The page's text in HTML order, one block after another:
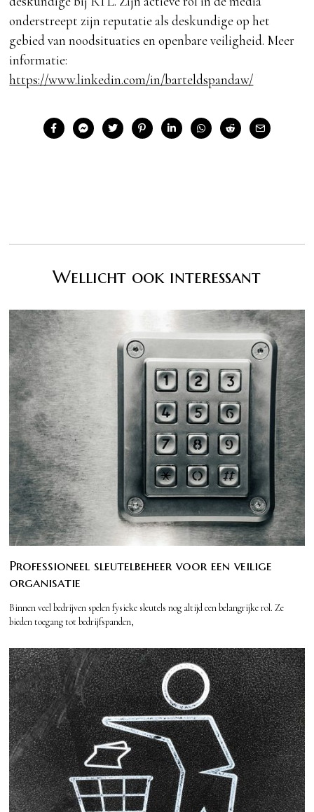
onderstreept zijn reputatie als deskundige op het
gebied van noodsituaties en openbare veiligheid. Meer
informatie:
https://www.linkedin.com/in/barteldspandaw/
Wellicht ook interessant
Professioneel sleutelbeheer voor een veilige
organisatie
Binnen veel bedrijven spelen fysieke sleutels nog altijd een belangrijke rol. Ze
bieden toegang tot bedrijfspanden,